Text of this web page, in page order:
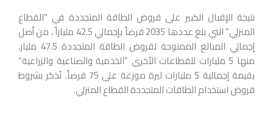
نتيجة الإقبال الكبير على قروض الطاقة المتجددة في “القطاع
المنزلي” التي بلغ عددها 2035 قرضاً بإجمالي 42.5 ملياراً ، من أصل
إجمالي المبالغ الممنوحة لقروض الطاقة المتجددة 47.5 مليار.
منها 5 مليارات للقطاعات الأخرى “الخدمية والصناعية والزراعية”
بقيمة إجمالية 5 مليارات ليرة موزعة على 75 قرضاً. نُذكر بشروط
قروض استخدام الطاقات المتجددة القطاع المنزلي.